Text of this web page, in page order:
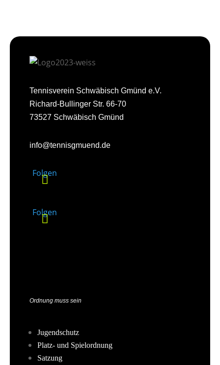
Tennisverein Schwäbisch Gmünd e.V.
Richard-Bullinger Str. 66-70
73527 Schwäbisch Gmünd
info@tennisgmuend.de
Folgen
Folgen
Ordnung muss sein
Jugendschutz
Platz- und Spielordnung
Satzung